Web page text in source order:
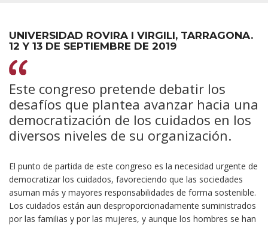
UNIVERSIDAD ROVIRA I VIRGILI, TARRAGONA.
12 Y 13 DE SEPTIEMBRE DE 2019
Este congreso pretende debatir los
desafíos que plantea avanzar hacia una
democratización de los cuidados en los
diversos niveles de su organización.
El punto de partida de este congreso es la necesidad urgente de
democratizar los cuidados, favoreciendo que las sociedades
asuman más y mayores responsabilidades de forma sostenible.
Los cuidados están aun desproporcionadamente suministrados
por las familias y por las mujeres, y aunque los hombres se han